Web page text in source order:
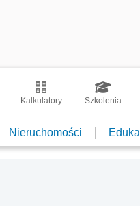
Kalkulatory Szkolenia
Nieruchomości